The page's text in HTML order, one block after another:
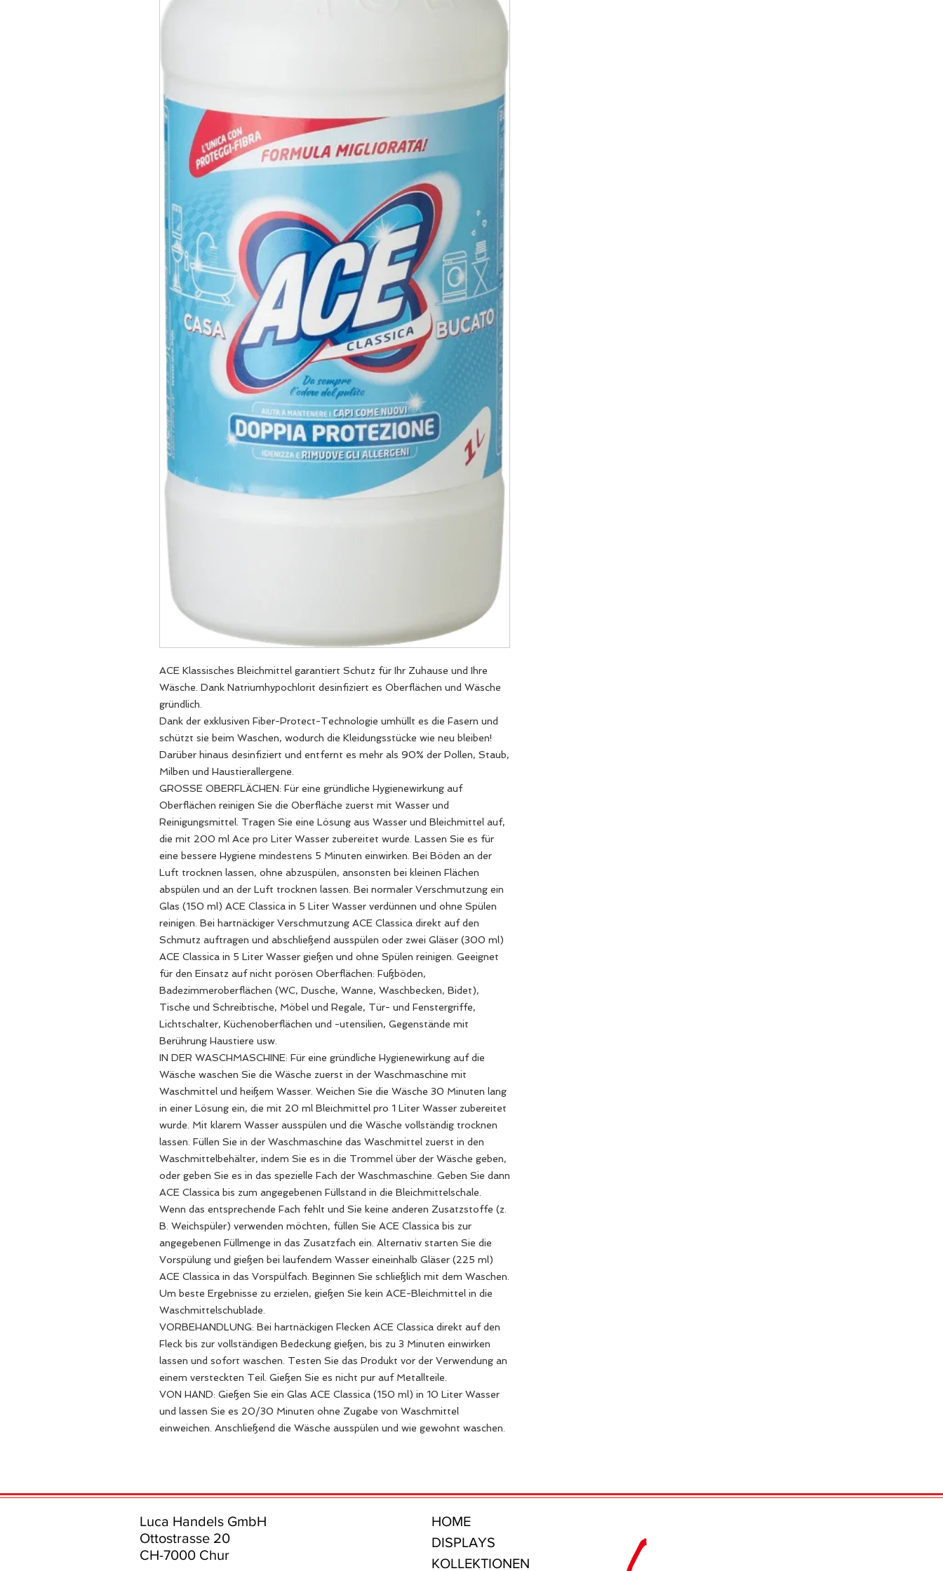
ACE Klassisches Bleichmittel garantiert Schutz für Ihr Zuhause und Ihre
Wäsche. Dank Natriumhypochlorit desinfiziert es Oberflächen und Wäsche
gründlich.
Dank der exklusiven Fiber-Protect-Technologie umhüllt es die Fasern und
schützt sie beim Waschen, wodurch die Kleidungsstücke wie neu bleiben!
Darüber hinaus desinfiziert und entfernt es mehr als 90% der Pollen, Staub,
Milben und Haustierallergene.
GROSSE OBERFLÄCHEN: Für eine gründliche Hygienewirkung auf
Oberflächen reinigen Sie die Oberfläche zuerst mit Wasser und
Reinigungsmittel. Tragen Sie eine Lösung aus Wasser und Bleichmittel auf,
die mit 200 ml Ace pro Liter Wasser zubereitet wurde. Lassen Sie es für
eine bessere Hygiene mindestens 5 Minuten einwirken. Bei Böden an der
Luft trocknen lassen, ohne abzuspülen, ansonsten bei kleinen Flächen
abspülen und an der Luft trocknen lassen. Bei normaler Verschmutzung ein
Glas (150 ml) ACE Classica in 5 Liter Wasser verdünnen und ohne Spülen
reinigen. Bei hartnäckiger Verschmutzung ACE Classica direkt auf den
Schmutz auftragen und abschließend ausspülen oder zwei Gläser (300 ml)
ACE Classica in 5 Liter Wasser gießen und ohne Spülen reinigen. Geeignet
für den Einsatz auf nicht porösen Oberflächen: Fußböden,
Badezimmeroberflächen (WC, Dusche, Wanne, Waschbecken, Bidet),
Tische und Schreibtische, Möbel und Regale, Tür- und Fenstergriffe,
Lichtschalter, Küchenoberflächen und -utensilien, Gegenstände mit
Berührung Haustiere usw.
IN DER WASCHMASCHINE: Für eine gründliche Hygienewirkung auf die
Wäsche waschen Sie die Wäsche zuerst in der Waschmaschine mit
Waschmittel und heißem Wasser. Weichen Sie die Wäsche 30 Minuten lang
in einer Lösung ein, die mit 20 ml Bleichmittel pro 1 Liter Wasser zubereitet
wurde. Mit klarem Wasser ausspülen und die Wäsche vollständig trocknen
lassen. Füllen Sie in der Waschmaschine das Waschmittel zuerst in den
Waschmittelbehälter, indem Sie es in die Trommel über der Wäsche geben,
oder geben Sie es in das spezielle Fach der Waschmaschine. Geben Sie dann
ACE Classica bis zum angegebenen Füllstand in die Bleichmittelschale.
Wenn das entsprechende Fach fehlt und Sie keine anderen Zusatzstoffe (z.
B. Weichspüler) verwenden möchten, füllen Sie ACE Classica bis zur
angegebenen Füllmenge in das Zusatzfach ein. Alternativ starten Sie die
Vorspülung und gießen bei laufendem Wasser eineinhalb Gläser (225 ml)
ACE Classica in das Vorspülfach. Beginnen Sie schließlich mit dem Waschen.
Um beste Ergebnisse zu erzielen, gießen Sie kein ACE-Bleichmittel in die
Waschmittelschublade.
VORBEHANDLUNG: Bei hartnäckigen Flecken ACE Classica direkt auf den
Fleck bis zur vollständigen Bedeckung gießen, bis zu 3 Minuten einwirken
lassen und sofort waschen. Testen Sie das Produkt vor der Verwendung an
einem versteckten Teil. Gießen Sie es nicht pur auf Metallteile.
VON HAND: Gießen Sie ein Glas ACE Classica (150 ml) in 10 Liter Wasser
und lassen Sie es 20/30 Minuten ohne Zugabe von Waschmittel
einweichen. Anschließend die Wäsche ausspülen und wie gewohnt waschen.
Luca Handels GmbH
Ottostrasse 20
CH-7000 Chur
HOME
DISPLAYS
KOLLEKTIONEN